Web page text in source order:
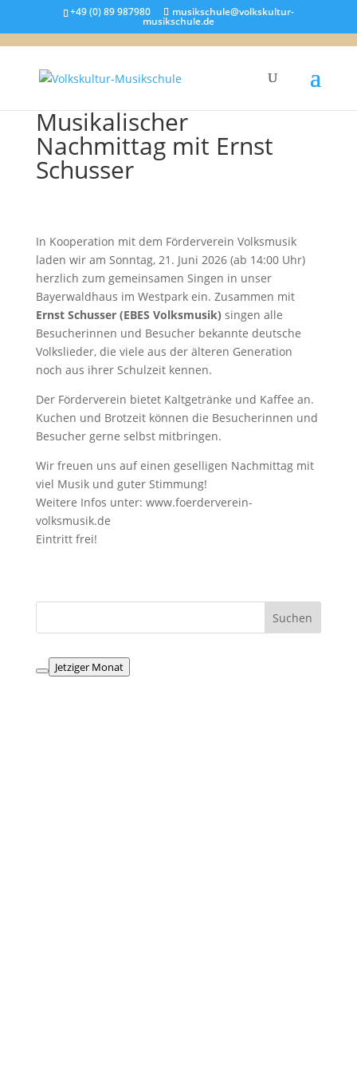
+49 (0) 89 987980 musikschule@volkskultur-
musikschule.de
Musikalischer
Nachmittag mit Ernst
Schusser
In Kooperation mit dem Förderverein Volksmusik
laden wir am Sonntag, 21. Juni 2026 (ab 14:00 Uhr)
herzlich zum gemeinsamen Singen in unser
Bayerwaldhaus im Westpark ein. Zusammen mit
Ernst Schusser (EBES Volksmusik) singen alle
Besucherinnen und Besucher bekannte deutsche
Volkslieder, die viele aus der älteren Generation
noch aus ihrer Schulzeit kennen.
Der Förderverein bietet Kaltgetränke und Kaffee an.
Kuchen und Brotzeit können die Besucherinnen und
Besucher gerne selbst mitbringen.
Wir freuen uns auf einen geselligen Nachmittag mit
viel Musik und guter Stimmung!
Weitere Infos unter: www.foerderverein-
volksmusik.de
Eintritt frei!
Jetziger Monat